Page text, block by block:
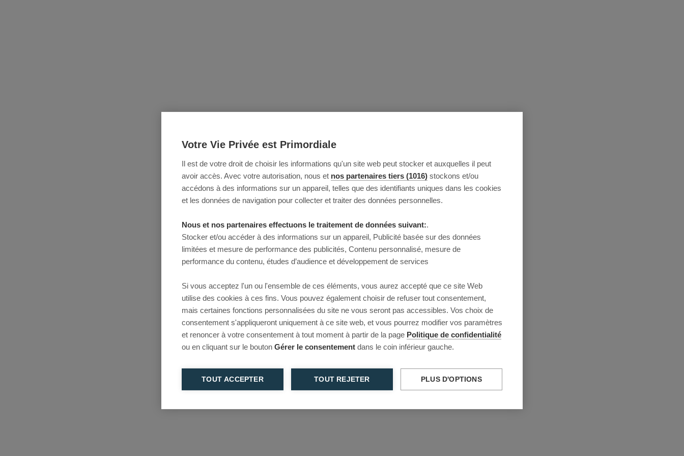
Votre Vie Privée est Primordiale
Il est de votre droit de choisir les informations qu'un site web peut stocker et auxquelles il peut
avoir accès. Avec votre autorisation, nous et nos partenaires tiers (1016) stockons et/ou
accédons à des informations sur un appareil, telles que des identifiants uniques dans les cookies
et les données de navigation pour collecter et traiter des données personnelles.
Nous et nos partenaires effectuons le traitement de données suivant:.
Stocker et/ou accéder à des informations sur un appareil, Publicité basée sur des données
limitées et mesure de performance des publicités, Contenu personnalisé, mesure de
performance du contenu, études d’audience et développement de services
Si vous acceptez l'un ou l'ensemble de ces éléments, vous aurez accepté que ce site Web
utilise des cookies à ces fins. Vous pouvez également choisir de refuser tout consentement,
mais certaines fonctions personnalisées du site ne vous seront pas accessibles. Vos choix de
consentement s'appliqueront uniquement à ce site web, et vous pourrez modifier vos paramètres
et renoncer à votre consentement à tout moment à partir de la page Politique de confidentialité
ou en cliquant sur le bouton Gérer le consentement dans le coin inférieur gauche.
TOUT ACCEPTER TOUT REJETER PLUS D'OPTIONS
This page couldn’t load
Reload to try again, or go back.
Reload Back